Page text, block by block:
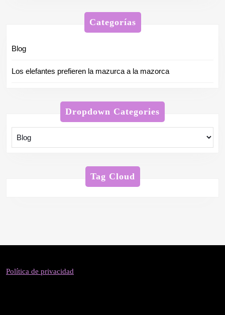
Categorías
Blog
Los elefantes prefieren la mazurca a la mazorca
Dropdown Categories
Tag Cloud
Política de privacidad